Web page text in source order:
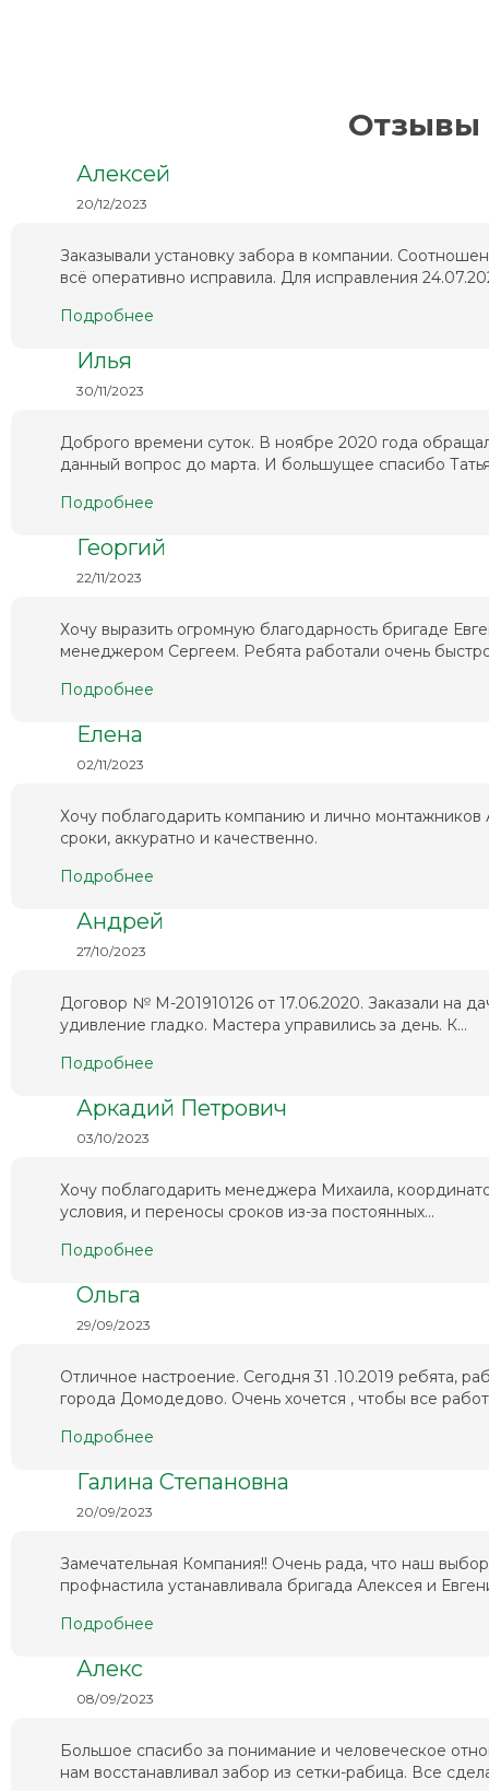
Отзывы
Алексей
20/12/2023
Заказывали установку забора в компании.
всё оперативно исправила. Для исправления
Подробнее
Илья
30/11/2023
Доброго времени суток. В ноябре 2020 года
данный вопрос до марта. И большущее спасибо
Подробнее
Георгий
22/11/2023
Хочу выразить огромную благодарность бригаде
менеджером Сергеем. Ребята работали очень
Подробнее
Елена
02/11/2023
Хочу поблагодарить компанию и лично монтажников
сроки, аккуратно и качественно.
Подробнее
Андрей
27/10/2023
Договор № М-201910126 от 17.06.2020. Заказали на
удивление гладко. Мастера управились за день. К...
Подробнее
Аркадий Петрович
03/10/2023
Хочу поблагодарить менеджера Михаила,
условия, и переносы сроков из-за постоянных...
Подробнее
Ольга
29/09/2023
Отличное настроение. Сегодня 31 .10.2019 ребята,
города Домодедово. Очень хочется , чтобы все
Подробнее
Галина Степановна
20/09/2023
Замечательная Компания!! Очень рада, что наш
профнастила устанавливала бригада Алексея и
Подробнее
Алекс
08/09/2023
Большое спасибо за понимание и человеческое
нам восстанавливал забор из сетки-рабица. Все